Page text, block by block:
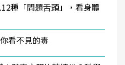
種「問題舌頭」，看身體
看不見的毒